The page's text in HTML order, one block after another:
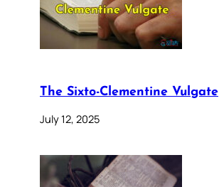
The Sixto-Clementine Vulgate
July 12, 2025